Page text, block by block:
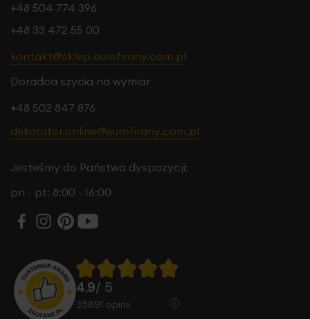
+48 504 774 396
+48 33 472 55 00
kontakt@sklep.eurofirany.com.pl
Doradca szycia na wymiar
+48 502 847 876
dekorator.online@eurofirany.com.pl
Jesteśmy do Państwa dyspozycji:
pn - pt: 8:00 - 16:00
4.9/ 5
35891 opinii